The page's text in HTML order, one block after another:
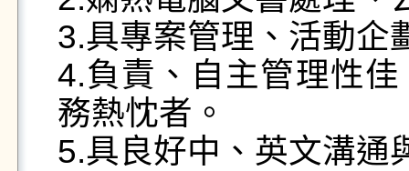
3.具專案管理、活動企
4.負責、自主管理性
務熱忱者。
5.具良好中、英文溝通